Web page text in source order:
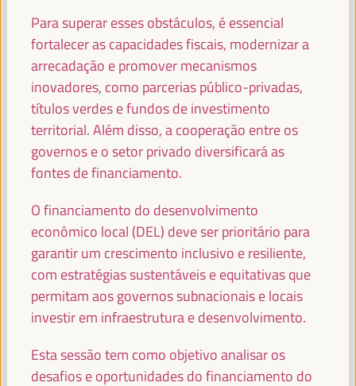
HAOLIANG XU
Subsecretário-Geral, Administrador Associado -
Programa das Nações Unidas para o Desenvolvimento
(PNUD)
JAN VAN ZANEN
Presidente da CGLU e Prefeito de Haia - Cidades e
Governos Locais Unidos (CGLU)
TERESA RIBERA (VIDEO MESSAGE)
justa e competitiva - Comissão Europeia
Para superar esses obstáculos, é essencial
fortalecer as capacidades fiscais, modernizar a
arrecadação e promover mecanismos
inovadores, como parcerias público-privadas,
títulos verdes e fundos de investimento
territorial. Além disso, a cooperação entre os
governos e o setor privado diversificará as
fontes de financiamento.
O financiamento do desenvolvimento
econômico local (DEL) deve ser prioritário para
garantir um crescimento inclusivo e resiliente,
com estratégias sustentáveis e equitativas que
permitam aos governos subnacionais e locais
investir em infraestrutura e desenvolvimento.
Esta sessão tem como objetivo analisar os
desafios e oportunidades do financiamento do